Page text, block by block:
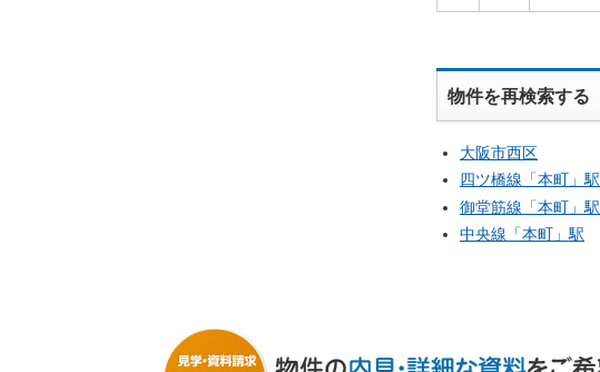
物件を再検索する
大阪市西区
四ツ橋線「本町 」駅
御堂筋線「本町 」駅
中央線「本町 」駅